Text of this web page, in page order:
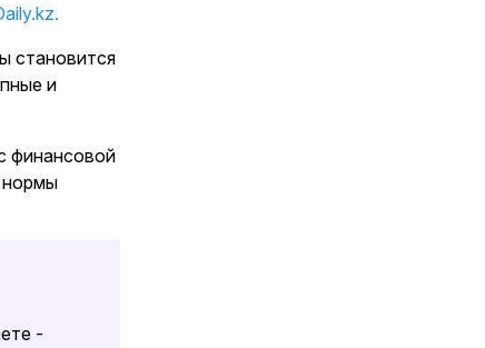
становится
и
финансовой
нормы
-